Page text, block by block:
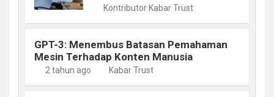
Kontributor Kabar Trust
GPT-3: Menembus Batasan Pemahaman
Mesin Terhadap Konten Manusia
2 tahun ago Kabar Trust